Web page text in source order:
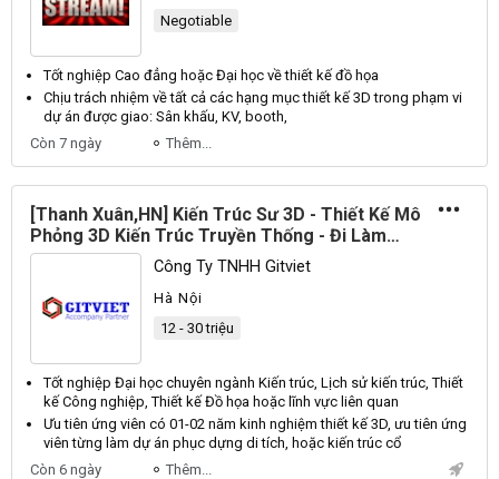
Negotiable
Tốt nghiệp Cao đẳng hoặc Đại học vềthiết kế đồ họa
Chịu trách nhiệm về tất cả các hạng mụcthiết kế 3D trong phạm vi
dự án được giao: Sân khấu, KV, booth,
Còn 7 ngày
Thêm...
[Thanh Xuân,HN] Kiến Trúc Sư 3D - Thiết Kế Mô
Phỏng 3D Kiến Trúc Truyền Thống - Đi Làm
Ngay - Chấp Nhận Sinh Viên Mới Ra Trường
Công Ty TNHH Gitviet
Hà Nội
12 - 30 triệu
Tốt nghiệp Đại học chuyên ngành Kiến trúc, Lịch sử kiến trúc,Thiết
kế Công nghiệp,Thiết kế Đồ họa hoặc lĩnh vực liên quan
Ưu tiên ứng viên có 01-02 năm kinh nghiệmthiết kế 3D, ưu tiên ứng
viên từng làm dự án phục dựng di tích, hoặc kiến trúc cổ
Còn 6 ngày
Thêm...